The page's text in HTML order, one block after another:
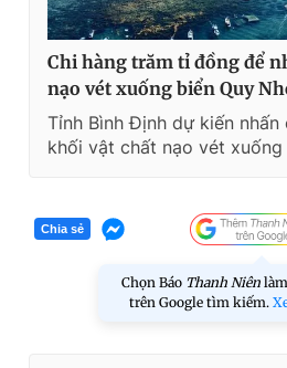
Chi hàng trăm tỉ đồng để
nạo vét xuống biển Quy
Tỉnh Bình Định dự kiến
khối vật chất nạo vét xuống
Chia sẻ
Chọn Báo Thanh Niên làm
trên Google tìm kiếm.